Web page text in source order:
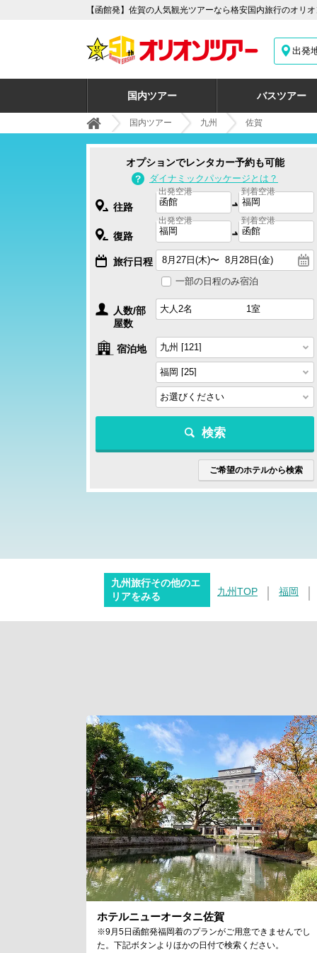
【函館発】佐賀の人気観光ツアーなら格安国内旅行のオリ
出発
国内ツアー バスツアー
国内ツアー 九州 佐賀
オプションでレンタカー予約も可能
ダイナミックパッケージとは？
往路
出発空港 到着空港
復路
出発空港 到着空港
旅行日程
一部の日程のみ宿泊
人数/部
屋数
宿泊地
検索
ご希望のホテルから検索
九州旅行その他のエ
リアをみる
九州TOP 福岡
ホテルニューオータニ佐賀
※9月5日函館発福岡着のプランがご用意できませんでし
た。下記ボタンよりほかの日付で検索ください。